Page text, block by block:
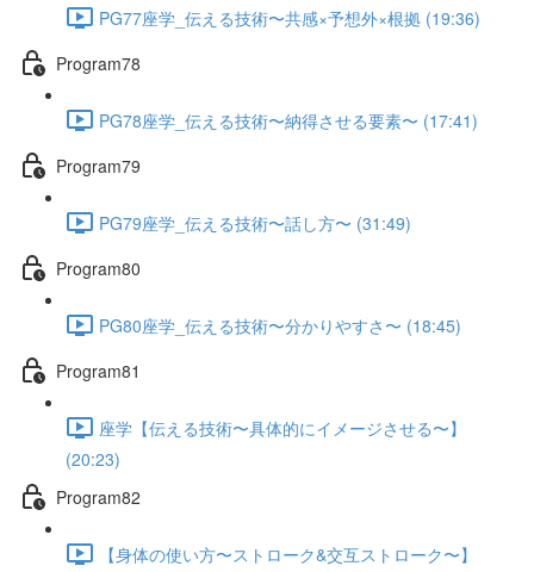
PG77座学_伝える技術〜共感×予想外×根拠 (19:36)
Program78
PG78座学_伝える技術〜納得させる要素〜 (17:41)
Program79
PG79座学_伝える技術〜話し方〜 (31:49)
Program80
PG80座学_伝える技術〜分かりやすさ〜 (18:45)
Program81
座学【伝える技術〜具体的にイメージさせる〜】
(20:23)
Program82
【身体の使い方〜ストローク&交互ストローク〜】